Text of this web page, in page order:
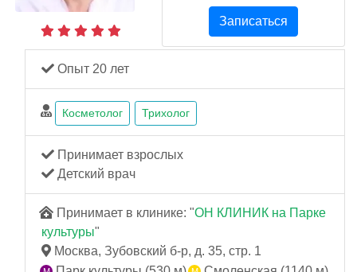
Записаться
Опыт 20 лет
Косметолог Трихолог
Принимает взрослых
Детский врач
Принимает в клинике: "ОН КЛИНИК на Парке
культуры"
Москва, Зубовский б-р, д. 35, стр. 1